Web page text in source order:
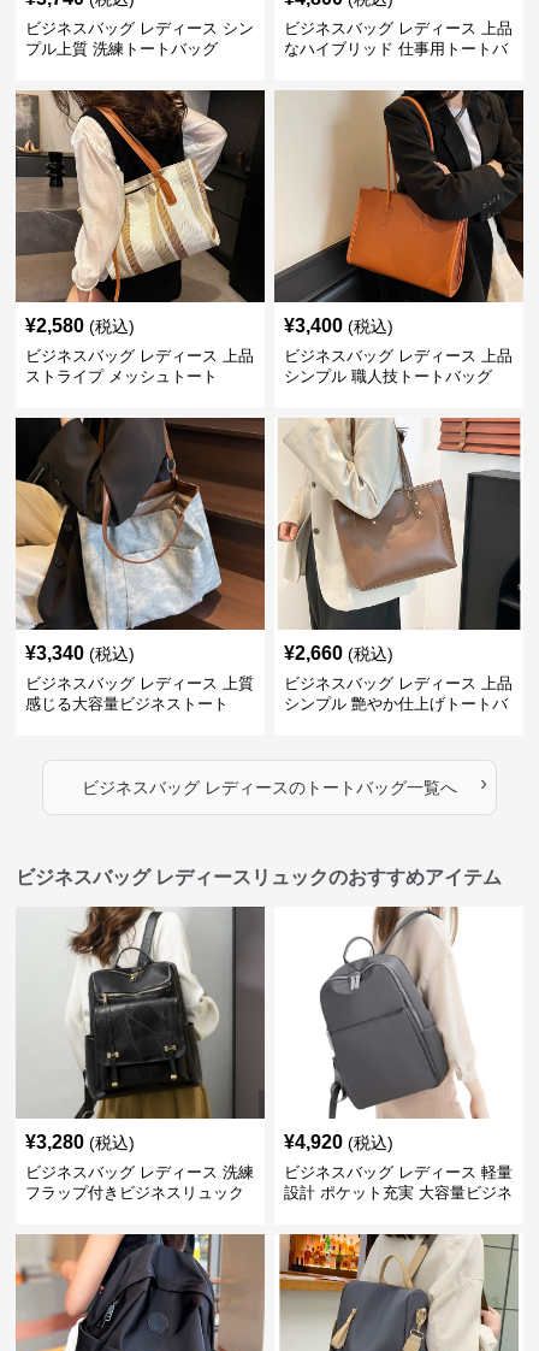
ビジネスバッグ レディース シン
プル上質 洗練トートバッグ
ビジネスバッグ レディース 上品
なハイブリッド 仕事用トートバ
¥2,580 (税込)
ビジネスバッグ レディース 上品
ストライプ メッシュトート
¥3,400 (税込)
ビジネスバッグ レディース 上品
シンプル 職人技トートバッグ
¥3,340 (税込)
ビジネスバッグ レディース 上質
感じる大容量ビジネストート
¥2,660 (税込)
ビジネスバッグ レディース 上品
シンプル 艶やか仕上げトートバ
ビジネスバッグ レディースのトートバッグ一覧へ ›
ビジネスバッグ レディースリュックのおすすめアイテム
¥3,280 (税込)
ビジネスバッグ レディース 洗練
フラップ付きビジネスリュック
¥4,920 (税込)
ビジネスバッグ レディース 軽量
設計 ポケット充実 大容量ビジネ